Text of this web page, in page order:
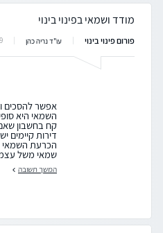
מודד ושמאי בפינוי בינוי
פורום פינוי בינוי עו"ד נריה כהן
אפשר להסכים
השמאי היא
דירות קיימים
הכרעת השמאי
שמאי משל
המשך תשובה